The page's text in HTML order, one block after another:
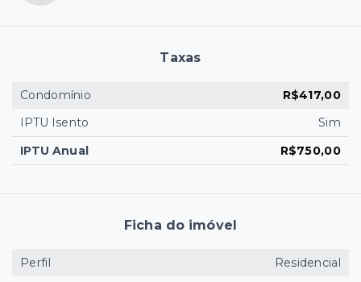
Taxas
Condomínio
R$417,00
IPTU Isento
Sim
IPTU Anual
R$750,00
Ficha do imóvel
Perfil
Residencial